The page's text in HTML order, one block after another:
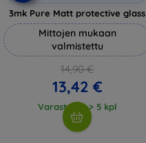
3mk Pure Matt protective glass
Mittojen mukaan
valmistettu
14,90 €
13,42 €
Varastossa > 5 kpl